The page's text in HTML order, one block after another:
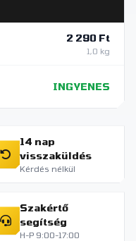
2 290 Ft
1,0 kg
INGYENES
14 nap
visszaküldés
Kérdés nélkül
Szakértő
segítség
H-P 9:00-17:00